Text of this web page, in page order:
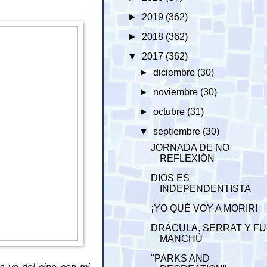
►2019 (362)
► 2018 (362)
▼ 2017 (362)
► diciembre (30)
► noviembre (30)
► octubre (31)
▼ septiembre (30)
JORNADA DE NO
REFLEXIÓN
DIOS ES
INDEPENDENTISTA
¡YO QUÉ VOY A MORIR!
DRÁCULA, SERRAT Y
MANCHÚ
"PARKS AND